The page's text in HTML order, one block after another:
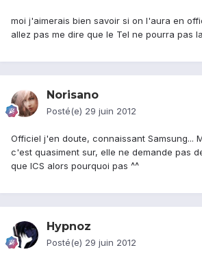
moi j'aimerais bien savoir si on l'aura en
allez pas me dire que le Tel ne pourra pas
Norisano
Posté(e) 29 juin 2012
Officiel j'en doute, connaissant Samsung...
c'est quasiment sur, elle ne demande pas
que ICS alors pourquoi pas ^^
Hypnoz
Posté(e) 29 juin 2012